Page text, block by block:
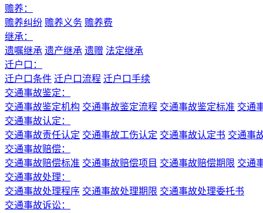
赡养：
赡养纠纷 赡养义务 赡养费
继承：
遗嘱继承 遗产继承 遗赠 法定继承
迁户口：
迁户口条件 迁户口流程 迁户口手续
交通事故鉴定：
交通事故鉴定机构 交通事故鉴定流程 交通事故鉴定标准 交通
交通事故认定：
交通事故责任认定 交通事故工伤认定 交通事故认定书 交通事
交通事故赔偿：
交通事故赔偿标准 交通事故赔偿项目 交通事故赔偿期限 交通
交通事故处理：
交通事故处理程序 交通事故处理期限 交通事故处理委托书
交通事故诉讼：